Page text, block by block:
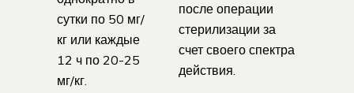
сутки по 50 мг/
кг или каждые
12 ч по 20-25
мг/кг.
после операции
стерилизации за
счет своего спектра
действия.